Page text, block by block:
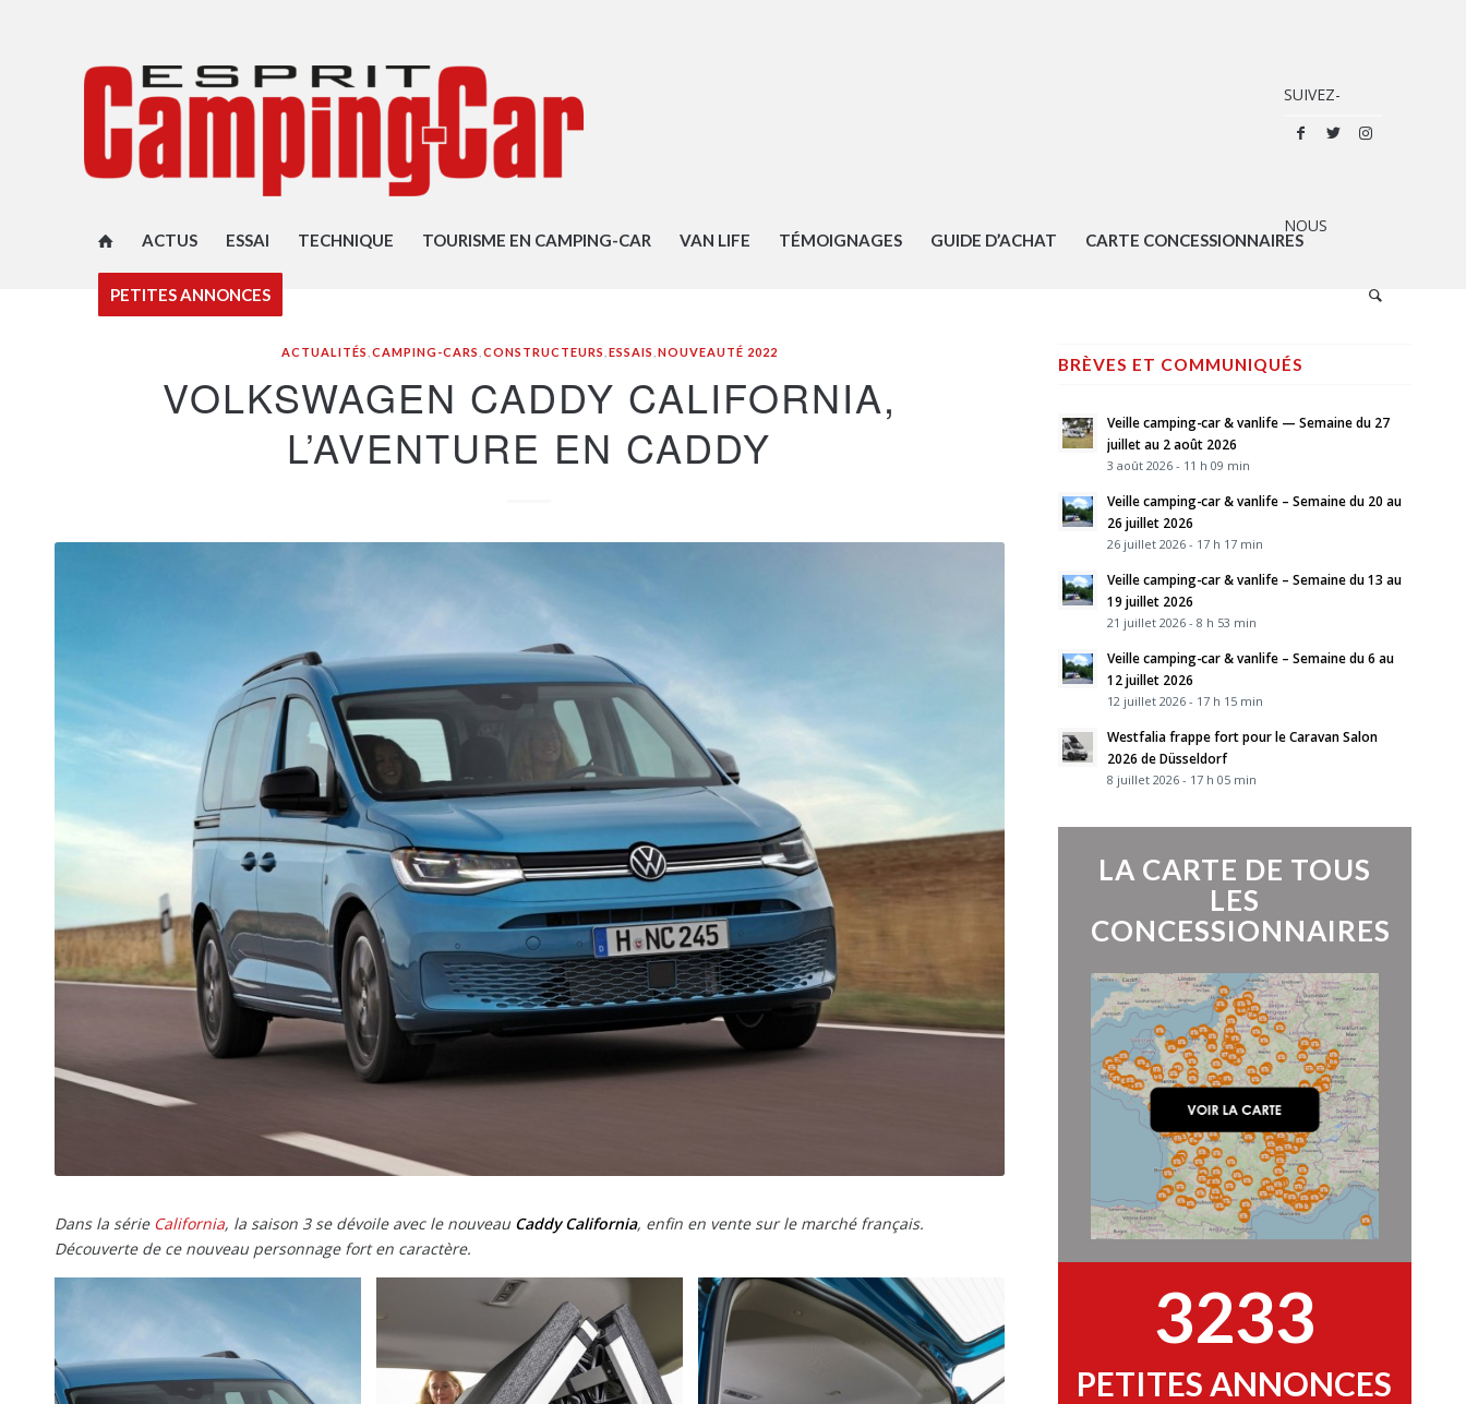
ACTUS ESSAI TECHNIQUE TOURISME EN CAMPING-CAR VAN LIFE TÉMOIGNAGES GUIDE D’ACHAT CARTE CONCESSIONNAIRES
PETITES ANNONCES
ACTUALITÉS CAMPING-CARS CONSTRUCTEURS ESSAIS NOUVEAUTÉ 2022
VOLKSWAGEN CADDY CALIFORNIA,
L’AVENTURE EN CADDY
Dans la série California, la saison 3 se dévoile avec le nouveau Caddy California, enfin en vente sur le marché français.
Découverte de ce nouveau personnage fort en caractère.
BRÈVES ET COMMUNIQUÉS
Veille camping-car & vanlife — Semaine du 27
juillet au 2 août 2026
3 août 2026 - 11 h 09 min
Veille camping-car & vanlife – Semaine du 20 au
26 juillet 2026
26 juillet 2026 - 17 h 17 min
Veille camping-car & vanlife – Semaine du 13 au
19 juillet 2026
21 juillet 2026 - 8 h 53 min
Veille camping-car & vanlife – Semaine du 6 au
12 juillet 2026
12 juillet 2026 - 17 h 15 min
Westfalia frappe fort pour le Caravan Salon
2026 de Düsseldorf
8 juillet 2026 - 17 h 05 min
LA CARTE DE TOUS
LES
CONCESSIONNAIRES
3233
PETITES ANNONCES